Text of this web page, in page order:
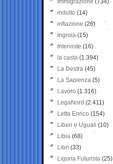
Immigrazione (734)
indulto (14)
inflazione (26)
Ingroia (15)
Interviste (16)
la casta (1.394)
La Destra (45)
La Sapienza (5)
Lavoro (1.316)
LegaNord (2.411)
Letta Enrico (154)
Liberi e Uguali (10)
Libia (68)
Libri (33)
Liguria Futurista (25)